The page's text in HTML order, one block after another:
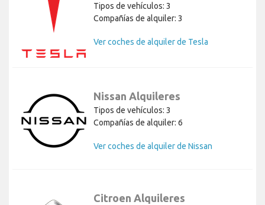
Tipos de vehículos: 3
Compañías de alquiler: 3
Ver coches de alquiler de Tesla
Nissan Alquileres
Tipos de vehículos: 3
Compañías de alquiler: 6
Ver coches de alquiler de Nissan
Citroen Alquileres